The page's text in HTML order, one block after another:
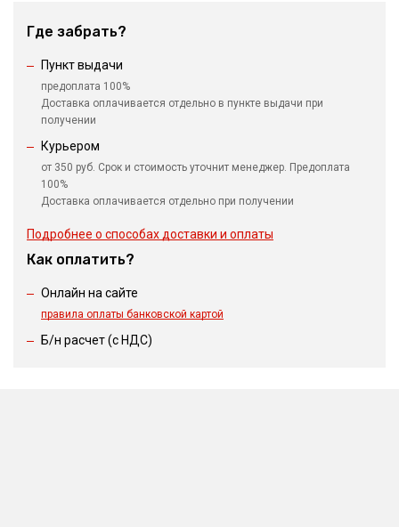
Где забрать?
Пункт выдачи
предоплата 100%
Доставка оплачивается отдельно в пункте выдачи при
получении
Курьером
от 350 руб. Срок и стоимость уточнит менеджер. Предоплата
100%
Доставка оплачивается отдельно при получении
Подробнее о способах доставки и оплаты
Как оплатить?
Онлайн на сайте
правила оплаты банковской картой
Б/н расчет (c НДС)